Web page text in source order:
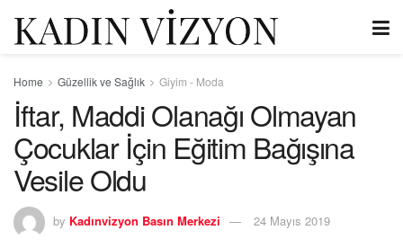
Home Güzellik ve Sağlık Giyim - Moda
İftar, Maddi Olanağı Olmayan
Çocuklar İçin Eğitim Bağışına
Vesile Oldu
by Kadınvizyon Basın Merkezi 24 Mayıs 2019